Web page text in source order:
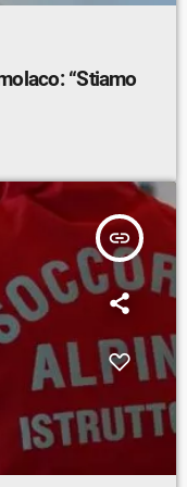
“Stiamo
insert_link